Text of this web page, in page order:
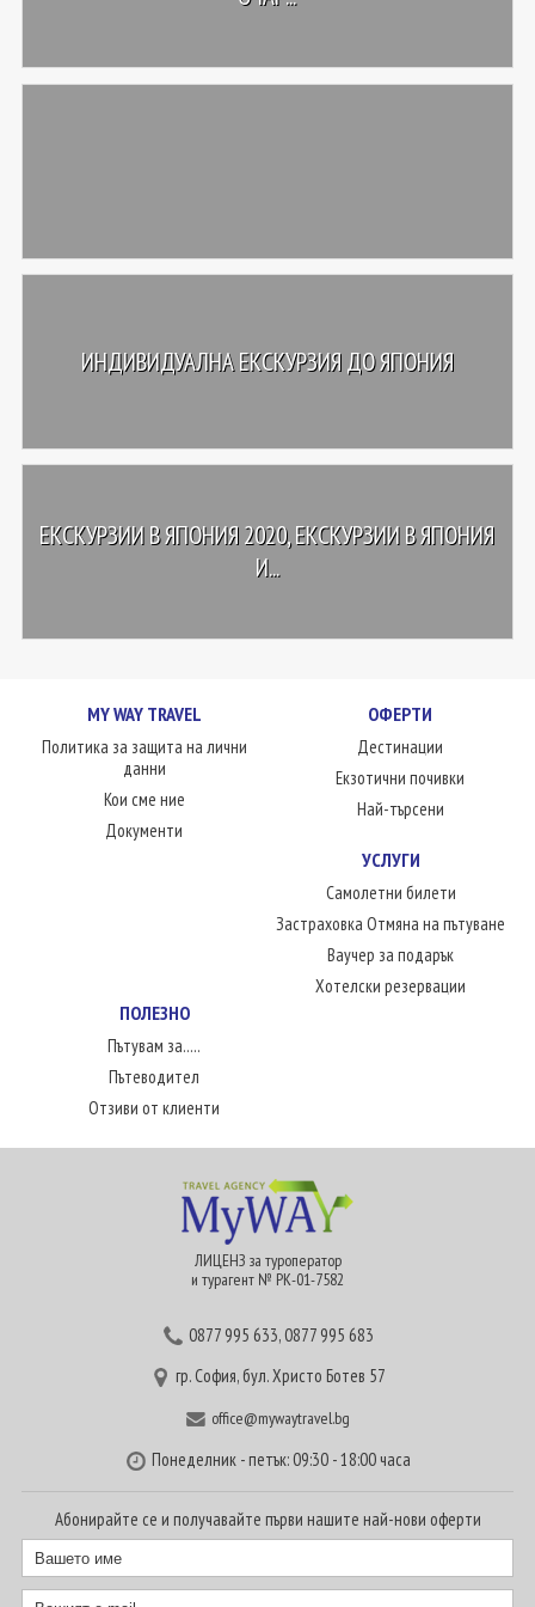
ИНДИВИДУАЛНА ЕКСКУРЗИЯ ДО ЯПОНИЯ
ЕКСКУРЗИИ В ЯПОНИЯ 2020, ЕКСКУРЗИИ В ЯПОНИЯ
И...
MY WAY TRAVEL
Политика за защита на лични
данни
Кои сме ние
Документи
ОФЕРТИ
Дестинации
Екзотични почивки
Най-търсени
УСЛУГИ
Самолетни билети
Застраховка Отмяна на пътуване
Ваучер за подарък
Хотелски резервации
ПОЛЕЗНО
Пътувам за.....
Пътеводител
Отзиви от клиенти
ЛИЦЕНЗ за туроператор
и турагент № РК-01-7582
0877 995 633,0877 995 683
гр. София, бул. Христо Ботев 57
office@mywaytravel.bg
Понеделник - петък: 09:30 - 18:00 часа
Абонирайте се и получавайте първи нашите най-нови оферти